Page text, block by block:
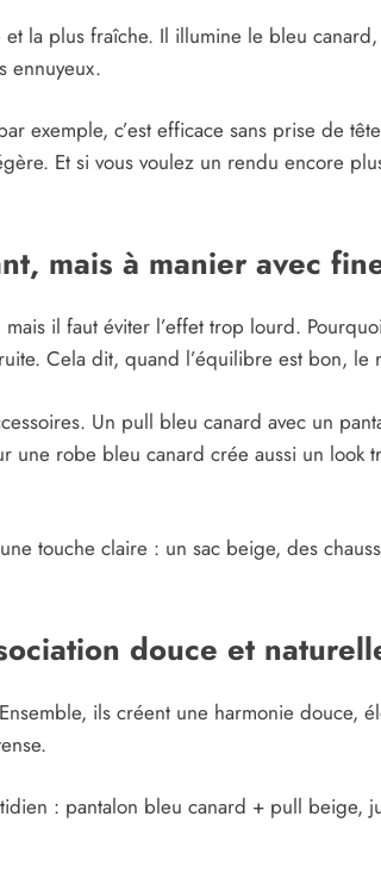
la plus fraîche. Il illumine le bleu
ennuyeux.
exemple, c’est efficace sans prise de
Et si vous voulez un rendu encore
mais à manier avec
il faut éviter l’effet trop lourd.
Cela dit, quand l’équilibre est bon, le
Un pull bleu canard avec un
une robe bleu canard crée aussi un
touche claire : un sac beige, des
douce et
ils créent une harmonie
: pantalon bleu canard + pull